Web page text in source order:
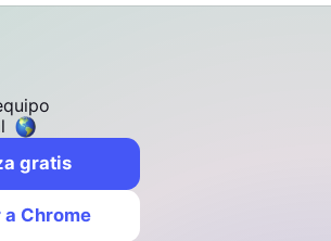
gratis
Chrome